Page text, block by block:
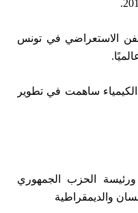
الاستعراضي في تونس
الكيمياء ساهمت في تطوير
الحزب الجمهوري
والديمقراطية